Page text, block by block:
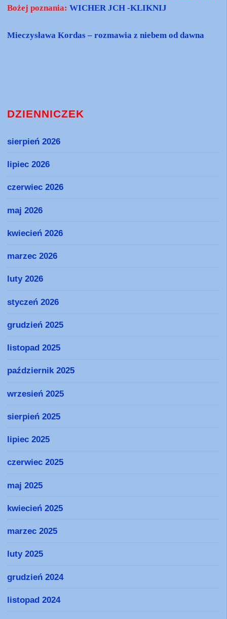
Bożej poznania:WICHER JCH -KLIKNIJ
Mieczysława Kordas – rozmawia z niebem od dawna
DZIENNICZEK
sierpień 2026
lipiec 2026
czerwiec 2026
maj 2026
kwiecień 2026
marzec 2026
luty 2026
styczeń 2026
grudzień 2025
listopad 2025
październik 2025
wrzesień 2025
sierpień 2025
lipiec 2025
czerwiec 2025
maj 2025
kwiecień 2025
marzec 2025
luty 2025
grudzień 2024
listopad 2024